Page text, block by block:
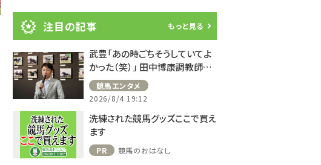
注目の記事 もっと見る
武豊「あの時ごちそうしていてよ
かった（笑）」 田中博康調教師と
のフランスでの思い出を語る
競馬エンタメ
2026/8/4 19:12
洗練された競馬グッズここで買え
ます
PR 競馬のおはなし